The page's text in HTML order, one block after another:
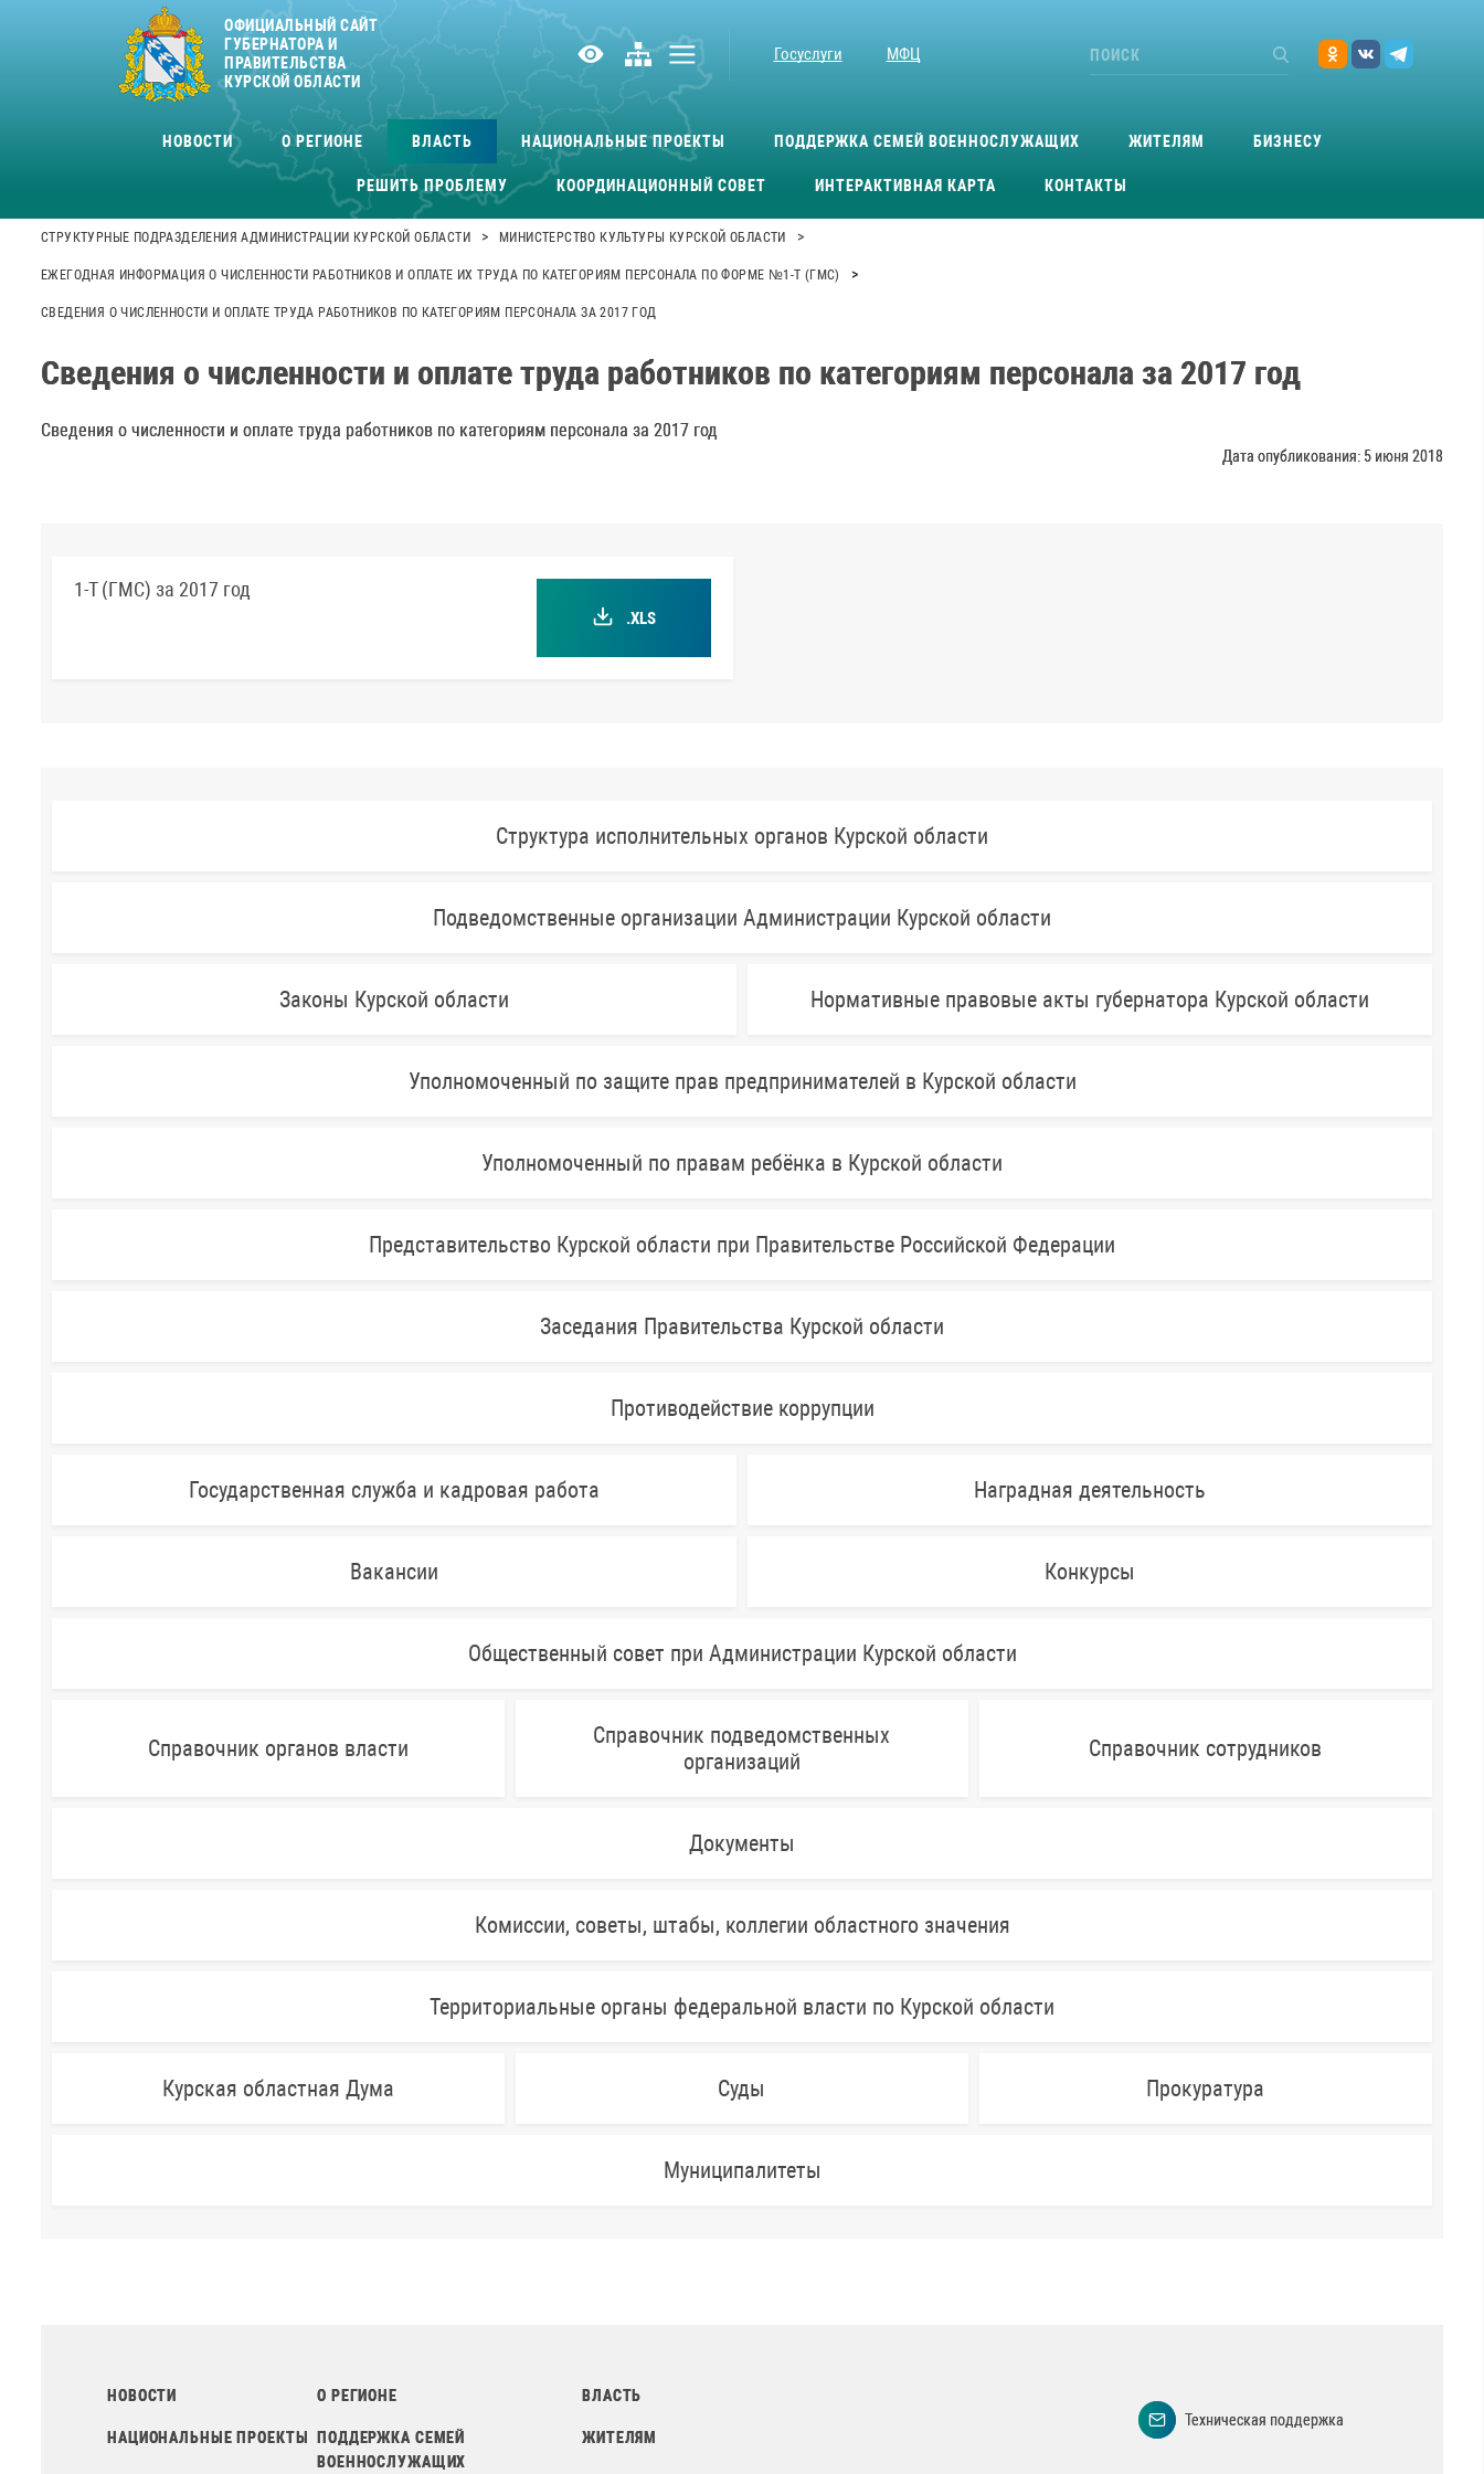
ОФИЦИАЛЬНЫЙ САЙТ
ГУБЕРНАТОРА И
ПРАВИТЕЛЬСТВА
КУРСКОЙ ОБЛАСТИ
Госуслуги МФЦ
НОВОСТИ О РЕГИОНЕ ВЛАСТЬ НАЦИОНАЛЬНЫЕ ПРОЕКТЫ ПОДДЕРЖКА СЕМЕЙ ВОЕННОСЛУЖАЩИХ ЖИТЕЛЯМ БИЗНЕСУ
РЕШИТЬ ПРОБЛЕМУ КООРДИНАЦИОННЫЙ СОВЕТ ИНТЕРАКТИВНАЯ КАРТА КОНТАКТЫ
СТРУКТУРНЫЕ ПОДРАЗДЕЛЕНИЯ АДМИНИСТРАЦИИ КУРСКОЙ ОБЛАСТИ > МИНИСТЕРСТВО КУЛЬТУРЫ КУРСКОЙ ОБЛАСТИ >
ЕЖЕГОДНАЯ ИНФОРМАЦИЯ О ЧИСЛЕННОСТИ РАБОТНИКОВ И ОПЛАТЕ ИХ ТРУДА ПО КАТЕГОРИЯМ ПЕРСОНАЛА ПО ФОРМЕ №1-Т (ГМС) >
СВЕДЕНИЯ О ЧИСЛЕННОСТИ И ОПЛАТЕ ТРУДА РАБОТНИКОВ ПО КАТЕГОРИЯМ ПЕРСОНАЛА ЗА 2017 ГОД
Сведения о численности и оплате труда работников по категориям персонала за 2017 год
Сведения о численности и оплате труда работников по категориям персонала за 2017 год
Дата опубликования: 5 июня 2018
1-Т (ГМС) за 2017 год
.XLS
Структура исполнительных органов Курской области
Подведомственные организации Администрации Курской области
Законы Курской области Нормативные правовые акты губернатора Курской области
Уполномоченный по защите прав предпринимателей в Курской области
Уполномоченный по правам ребёнка в Курской области
Представительство Курской области при Правительстве Российской Федерации
Заседания Правительства Курской области
Противодействие коррупции
Государственная служба и кадровая работа Наградная деятельность
Вакансии Конкурсы
Общественный совет при Администрации Курской области
Справочник органов власти
Справочник подведомственных
организаций
Справочник сотрудников
Документы
Комиссии, советы, штабы, коллегии областного значения
Территориальные органы федеральной власти по Курской области
Курская областная Дума Суды Прокуратура
Муниципалитеты
НОВОСТИ О РЕГИОНЕ ВЛАСТЬ
НАЦИОНАЛЬНЫЕ ПРОЕКТЫ
ПОДДЕРЖКА СЕМЕЙ
ВОЕННОСЛУЖАЩИХ
ЖИТЕЛЯМ
Техническая поддержка